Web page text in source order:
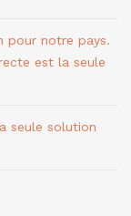
pour notre pays.
est la seule
seule solution